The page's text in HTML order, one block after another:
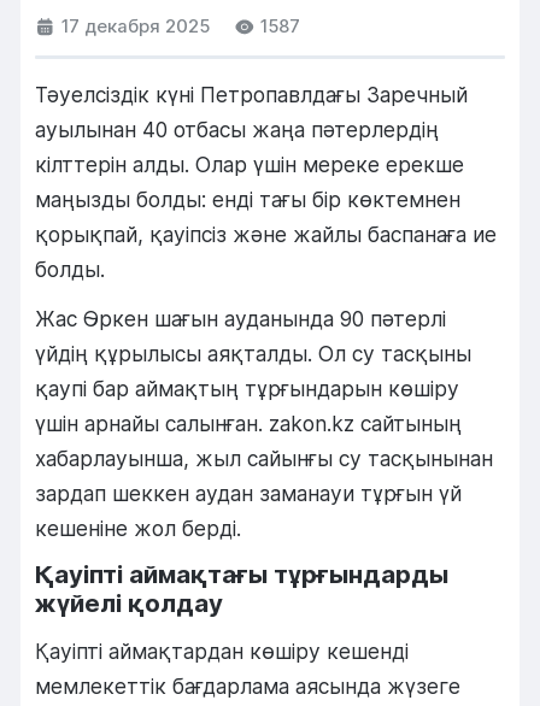
17 декабря 2025 1587
Тәуелсіздік күні Петропавлдағы Заречный
ауылынан 40 отбасы жаңа пәтерлердің
кілттерін алды. Олар үшін мереке ерекше
маңызды болды: енді тағы бір көктемнен
қорықпай, қауіпсіз және жайлы баспанаға ие
болды.
Жас Өркен шағын ауданында 90 пәтерлі
үйдің құрылысы аяқталды. Ол су тасқыны
қаупі бар аймақтың тұрғындарын көшіру
үшін арнайы салынған. zakon.kz сайтының
хабарлауынша, жыл сайынғы су тасқынынан
зардап шеккен аудан заманауи тұрғын үй
кешеніне жол берді.
Қауіпті аймақтағы тұрғындарды
жүйелі қолдау
Қауіпті аймақтардан көшіру кешенді
мемлекеттік бағдарлама аясында жүзеге